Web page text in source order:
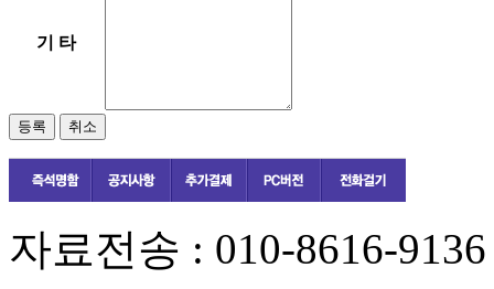
기 타
자료전송 : 010-8616-9136